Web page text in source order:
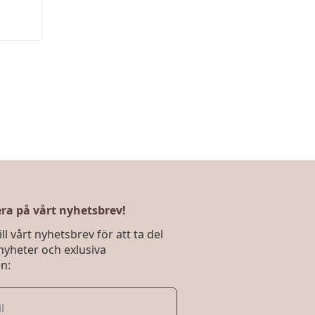
på vårt nyhetsbrev!
vårt nyhetsbrev för att ta del
och exlusiva